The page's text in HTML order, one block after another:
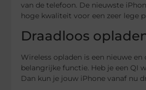
van de telefoon. De nieuwste
hoge kwaliteit voor een zeer lege
Draadloos
Wireless opladen is een nieuwe
belangrijke functie. Heb je een QI
Dan kun je jouw iPhone vanaf nu